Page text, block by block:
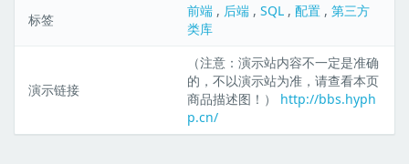
标签
前端 , 后端 , SQL , 配置 , 第三方
类库
演示链接
（注意：演示站内容不一定是准确
的，不以演示站为准，请查看本页
商品描述图！） http://bbs.hyph
p.cn/